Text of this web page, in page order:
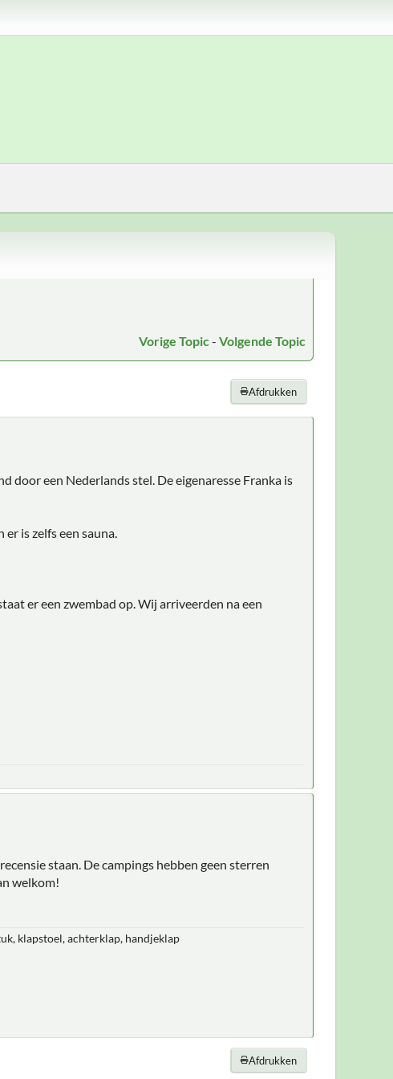
Vorige Topic - Volgende Topic
Afdrukken
door een Nederlands stel. De eigenaresse Franka is
is zelfs een sauna.
er een zwembad op. Wij arriveerden na een
staan. De campings hebben geen sterren
welkom!
klapstoel, achterklap, handjeklap
Afdrukken